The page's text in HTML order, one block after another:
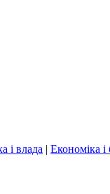
і влада | Економіка і